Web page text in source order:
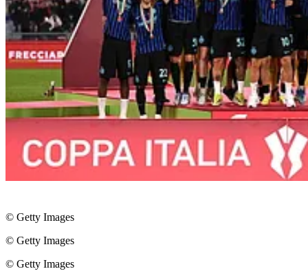
© Getty Images
© Getty Images
© Getty Images